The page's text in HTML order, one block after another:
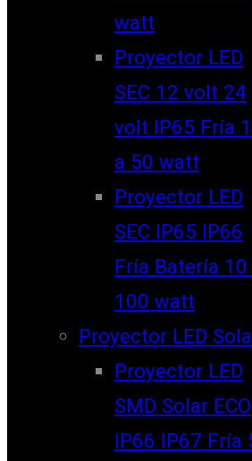
watt
Proyector LED
SEC 12 volt 24
volt IP65 Fría
a 50 watt
Proyector LED
SEC IP65 IP66
Fría Batería 10
100 watt
Proyector LED
Proyector LED
SMD Solar ECO
IP66 IP67 Fría